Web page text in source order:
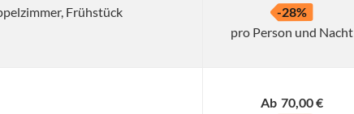
Frühstück
-28%
pro Person und Nacht
Ab 70,00 €